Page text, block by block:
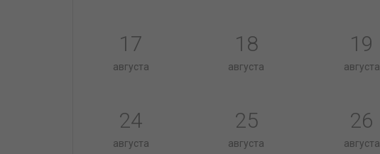
17
августа
18
августа
19
августа
24
августа
25
августа
26
августа